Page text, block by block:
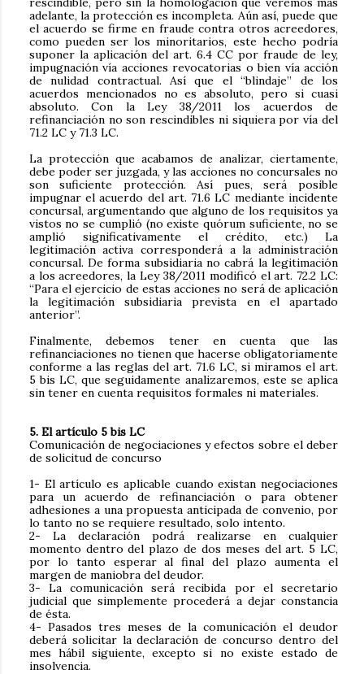
adelante, la protección es incompleta. Aún así, puede que
el acuerdo se firme en fraude contra otros acreedores,
como pueden ser los minoritarios, este hecho podría
suponer la aplicación del art. 6.4 CC por fraude de ley,
impugnación vía acciones revocatorias o bien vía acción
de nulidad contractual. Así que el “blindaje” de los
acuerdos mencionados no es absoluto, pero si cuasi
absoluto. Con la Ley 38/2011 los acuerdos de
refinanciación no son rescindibles ni siquiera por vía del
71.2 LC y 71.3 LC.
La protección que acabamos de analizar, ciertamente,
debe poder ser juzgada, y las acciones no concursales no
son suficiente protección. Así pues, será posible
impugnar el acuerdo del art. 71.6 LC mediante incidente
concursal, argumentando que alguno de los requisitos ya
vistos no se cumplió (no existe quórum suficiente, no se
amplió significativamente el crédito, etc.) La
legitimación activa corresponderá a la administración
concursal. De forma subsidiaria no cabrá la legitimación
a los acreedores, la Ley 38/2011 modificó el art. 72.2 LC:
“Para el ejercicio de estas acciones no será de aplicación
la legitimación subsidiaria prevista en el apartado
anterior”.
Finalmente, debemos tener en cuenta que las
refinanciaciones no tienen que hacerse obligatoriamente
conforme a las reglas del art. 71.6 LC, si miramos el art.
5 bis LC, que seguidamente analizaremos, este se aplica
sin tener en cuenta requisitos formales ni materiales.
5. El artículo 5 bis LC
Comunicación de negociaciones y efectos sobre el deber
de solicitud de concurso
1- El artículo es aplicable cuando existan negociaciones
para un acuerdo de refinanciación o para obtener
adhesiones a una propuesta anticipada de convenio, por
lo tanto no se requiere resultado, solo intento.
2- La declaración podrá realizarse en cualquier
momento dentro del plazo de dos meses del art. 5 LC,
por lo tanto esperar al final del plazo aumenta el
margen de maniobra del deudor.
3- La comunicación será recibida por el secretario
judicial que simplemente procederá a dejar constancia
de ésta.
4- Pasados tres meses de la comunicación el deudor
deberá solicitar la declaración de concurso dentro del
mes hábil siguiente, excepto si no existe estado de
insolvencia.